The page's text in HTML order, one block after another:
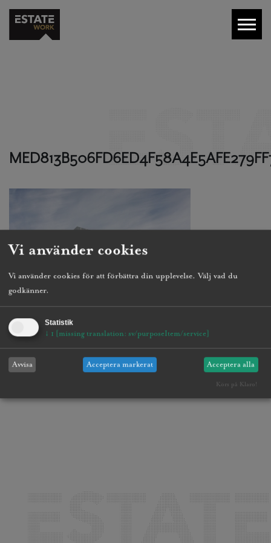
Vi använder cookies
Vi använder cookies för att förbättra din upplevelse. Välj vad du
godkänner.
Statistik
↓ 1 [missing translation: sv/purposeItem/service]
Avvisa Acceptera markerat Acceptera alla
Körs på Klaro!